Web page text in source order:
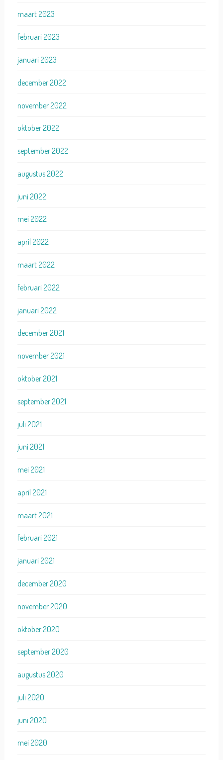
maart 2023
februari 2023
januari 2023
december 2022
november 2022
oktober 2022
september 2022
augustus 2022
juni 2022
mei 2022
april 2022
maart 2022
februari 2022
januari 2022
december 2021
november 2021
oktober 2021
september 2021
juli 2021
juni 2021
mei 2021
april 2021
maart 2021
februari 2021
januari 2021
december 2020
november 2020
oktober 2020
september 2020
augustus 2020
juli 2020
juni 2020
mei 2020